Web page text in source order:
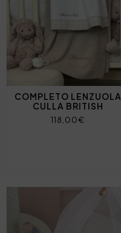
COMPLETO LENZUOLA
CULLA BRITISH
118,00€